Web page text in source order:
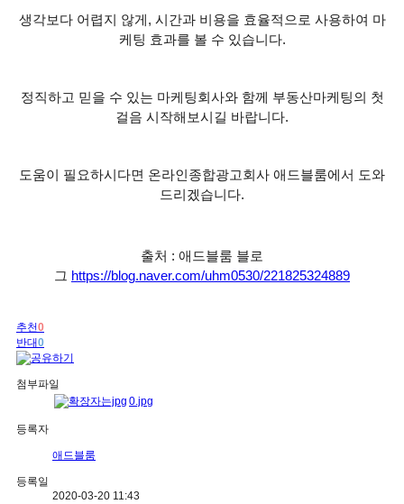
생각보다 어렵지 않게 , 시간과 비용을 효율적으로 사용하여 마
케팅 효과를 볼 수 있습니다.
정직하고 믿을 수 있는 마케팅회사와 함께 부동산마케팅의 첫
걸음 시작해보시길 바랍니다.
도움이 필요하시다면 온라인종합광고회사 애드블룸에서 도와
드리겠습니다.
출처 : 애드블룸 블로
그 https://blog.naver.com/uhm0530/221825324889
추천0
반대0
첨부파일
0.jpg
등록자
애드블룸
등록일
2020-03-20 11:43